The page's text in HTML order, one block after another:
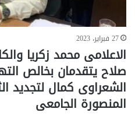
27 فبراير، 2023
الاعلامى محمد زكريا
صلاح يتقدمان بخالص
الشعراوى كمال لتجديد
المنصورة الجامعى